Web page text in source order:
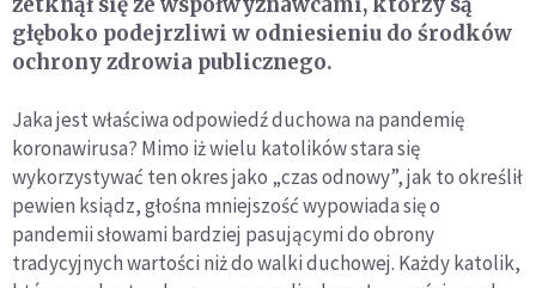
głęboko podejrzliwi w odniesieniu do środków
ochrony zdrowia publicznego.
Jaka jest właściwa odpowiedź duchowa na pandemię
koronawirusa? Mimo iż wielu katolików stara się
wykorzystywać ten okres jako „czas odnowy”, jak to określił
pewien ksiądz, głośna mniejszość wypowiada się o
pandemii słowami bardziej pasującymi do obrony
tradycyjnych wartości niż do walki duchowej. Każdy katolik,